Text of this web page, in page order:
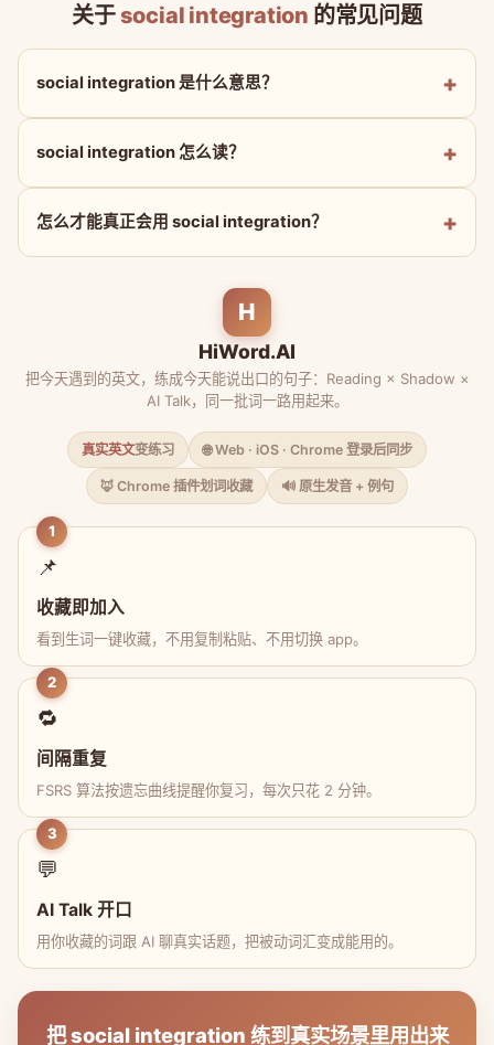
关于 social integration 的常见问题
social integration 是什么意思？
social integration 怎么读？
怎么才能真正会用 social integration？
H
HiWord.AI
把今天遇到的英文，练成今天能说出口的句子：Reading × Shadow ×
AI Talk，同一批词一路用起来。
真实英文变练习 🌐 Web · iOS · Chrome 登录后同步
🦊 Chrome 插件划词收藏 🔊 原生发音 + 例句
1
📌
收藏即加入
看到生词一键收藏，不用复制粘贴、不用切换 app。
2
🔁
间隔重复
FSRS 算法按遗忘曲线提醒你复习，每次只花 2 分钟。
3
💬
AI Talk 开口
用你收藏的词跟 AI 聊真实话题，把被动词汇变成能用的。
把 social integration 练到真实场景里用出来